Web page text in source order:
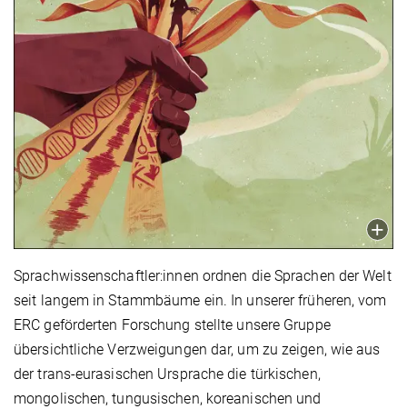
Sprachwissenschaftler:innen ordnen die Sprachen der Welt
seit langem in Stammbäume ein. In unserer früheren, vom
ERC geförderten Forschung stellte unsere Gruppe
übersichtliche Verzweigungen dar, um zu zeigen, wie aus
der trans-eurasischen Ursprache die türkischen,
mongolischen, tungusischen, koreanischen und